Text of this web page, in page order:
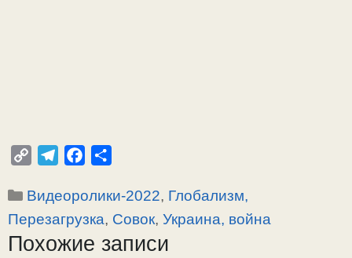
p
y
L
l
e
g
c
e
b
п
р
а
Рубрики
Видеоролики-2022, Глобализм,
Перезагрузка, Совок, Украина, война
Похожие записи